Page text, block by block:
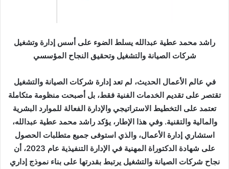
ا
راشد محمد عطية عبدالله يسلط الضوء على أسس إدارة وتشغيل
شركات الصيانة والتشغيل وتحقيق النجاح المؤسسي
في عالم الأعمال الحديث، لم تعد إدارة شركات الصيانة والتشغيل
تقتصر على تقديم الخدمات الفنية فقط، بل أصبحت منظومة متكاملة
تعتمد على التخطيط الاستراتيجي والإدارة الفعالة للموارد البشرية
والمالية والتقنية. وفي هذا الإطار، يؤكد راشد محمد عطية عبدالله،
استشاري إدارة الأعمال، والذي استوفى جميع متطلبات الحصول
على شهادة الدكتوراة المهنية في الإدارة التنفيذية عام 2023، أن
نجاح شركات الصيانة والتشغيل يرتبط بقدرتها على بناء نموذج إداري